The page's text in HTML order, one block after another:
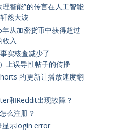
理智能”的传言在人工智能
然大波
从加密货币中获得超过
收入
实核查减少了
上误导性帖子的传播
的更新让播放速度翻
和Reddit出现故障？
么注册？
示login error